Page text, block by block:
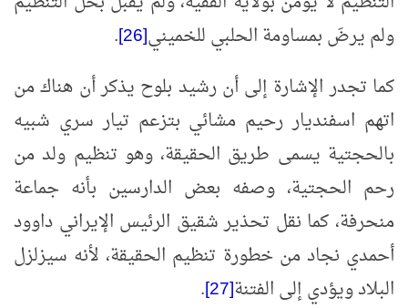
ولم يرضَ بمساومة الحلبي للخميني[26]
‏.
كما تجدر الإشارة إلى أن رشيد بلوح يذكر أن هناك من
اتهم اسفنديار رحيم مشائي بتزعم تيار سري شبيه
بالحجتية يسمى طريق الحقيقة، وهو تنظيم ولد من
رحم الحجتية، وصفه بعض الدارسين بأنه جماعة
منحرفة، كما نقل تحذير شقيق الرئيس الإيراني داوود
أحمدي نجاد من خطورة تنظيم الحقيقة، لأنه سيزلزل
البلاد ويؤدي إلى الفتنة[27]
.